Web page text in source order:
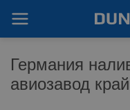
Германия
авиозавод